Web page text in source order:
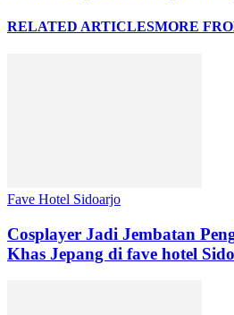
RELATED ARTICLESMORE
Fave Hotel Sidoarjo
Cosplayer Jadi Jembatan
Khas Jepang di fave hotel